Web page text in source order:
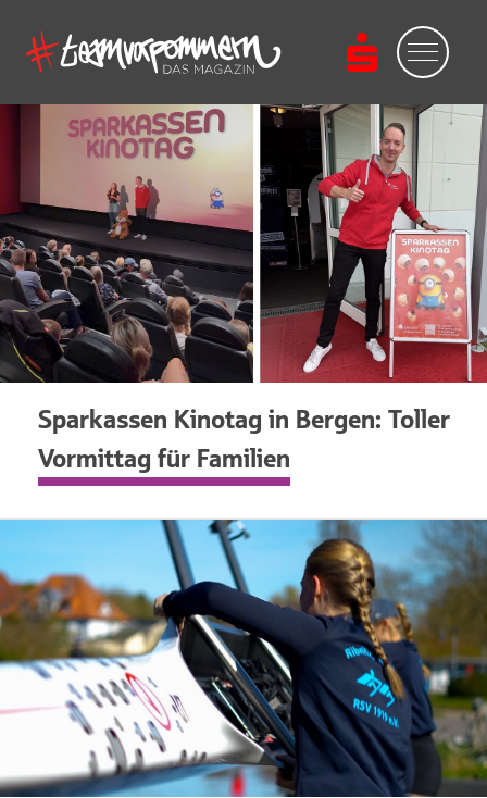
Sparkassen Kinotag in Bergen: Toller
Vormittag für Familien